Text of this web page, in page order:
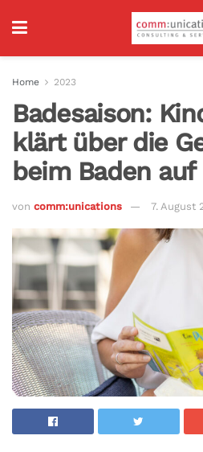
Home 2023
Badesaison:
klärt über die
beim Baden auf
von comm:unications 7. August